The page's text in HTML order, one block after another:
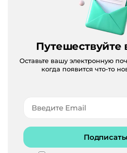
Путешествуйте
Оставьте вашу электронную
когда появится что-то